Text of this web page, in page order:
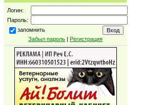
Логин:
Пароль:
запомнить
Забыл пароль | Регистрация